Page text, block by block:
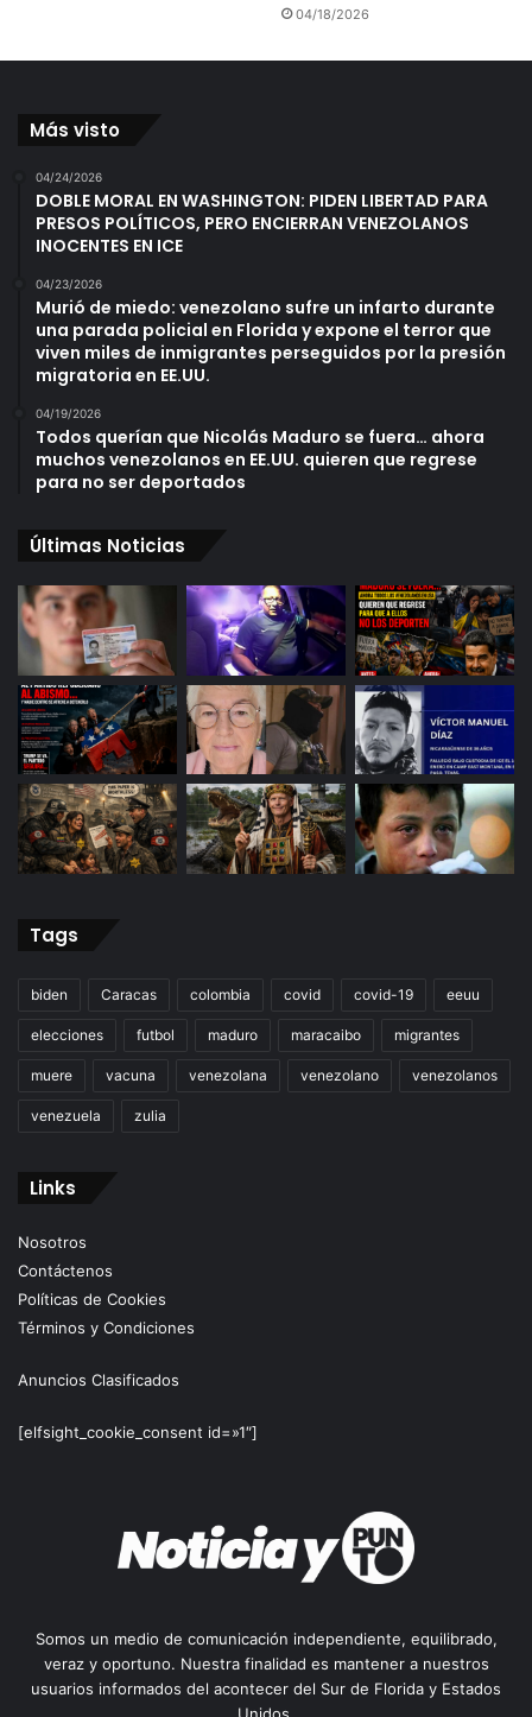
04/18/2026
Más visto
04/24/2026
DOBLE MORAL EN WASHINGTON: PIDEN LIBERTAD PARA
PRESOS POLÍTICOS, PERO ENCIERRAN VENEZOLANOS
INOCENTES EN ICE
04/23/2026
Murió de miedo: venezolano sufre un infarto durante
una parada policial en Florida y expone el terror que
viven miles de inmigrantes perseguidos por la presión
migratoria en EE.UU.
04/19/2026
Todos querían que Nicolás Maduro se fuera… ahora
muchos venezolanos en EE.UU. quieren que regrese
para no ser deportados
Últimas Noticias
Tags
biden Caracas colombia covid covid-19 eeuu
elecciones futbol maduro maracaibo migrantes
muere vacuna venezolana venezolano venezolanos
venezuela zulia
Links
Nosotros
Contáctenos
Políticas de Cookies
Términos y Condiciones
Anuncios Clasificados
[elfsight_cookie_consent id=»1″]
Somos un medio de comunicación independiente, equilibrado,
veraz y oportuno. Nuestra finalidad es mantener a nuestros
usuarios informados del acontecer del Sur de Florida y Estados
Unidos.